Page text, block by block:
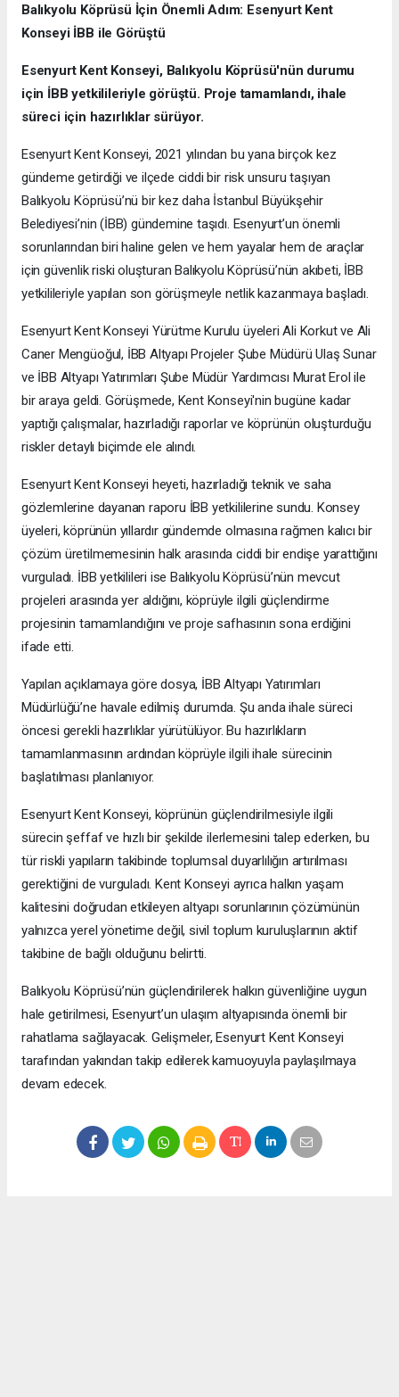
Balıkyolu Köprüsü İçin Önemli Adım: Esenyurt Kent
Konseyi İBB ile Görüştü
Esenyurt Kent Konseyi, Balıkyolu Köprüsü'nün durumu
için İBB yetkilileriyle görüştü. Proje tamamlandı, ihale
süreci için hazırlıklar sürüyor.
Esenyurt Kent Konseyi, 2021 yılından bu yana birçok kez
gündeme getirdiği ve ilçede ciddi bir risk unsuru taşıyan
Balıkyolu Köprüsü’nü bir kez daha İstanbul Büyükşehir
Belediyesi’nin (İBB) gündemine taşıdı. Esenyurt’un önemli
sorunlarından biri haline gelen ve hem yayalar hem de araçlar
için güvenlik riski oluşturan Balıkyolu Köprüsü’nün akıbeti, İBB
yetkilileriyle yapılan son görüşmeyle netlik kazanmaya başladı.
Esenyurt Kent Konseyi Yürütme Kurulu üyeleri Ali Korkut ve Ali
Caner Mengüoğul, İBB Altyapı Projeler Şube Müdürü Ulaş Sunar
ve İBB Altyapı Yatırımları Şube Müdür Yardımcısı Murat Erol ile
bir araya geldi. Görüşmede, Kent Konseyi'nin bugüne kadar
yaptığı çalışmalar, hazırladığı raporlar ve köprünün oluşturduğu
riskler detaylı biçimde ele alındı.
Esenyurt Kent Konseyi heyeti, hazırladığı teknik ve saha
gözlemlerine dayanan raporu İBB yetkililerine sundu. Konsey
üyeleri, köprünün yıllardır gündemde olmasına rağmen kalıcı bir
çözüm üretilmemesinin halk arasında ciddi bir endişe yarattığını
vurguladı. İBB yetkilileri ise Balıkyolu Köprüsü’nün mevcut
projeleri arasında yer aldığını, köprüyle ilgili güçlendirme
projesinin tamamlandığını ve proje safhasının sona erdiğini
ifade etti.
Yapılan açıklamaya göre dosya, İBB Altyapı Yatırımları
Müdürlüğü’ne havale edilmiş durumda. Şu anda ihale süreci
öncesi gerekli hazırlıklar yürütülüyor. Bu hazırlıkların
tamamlanmasının ardından köprüyle ilgili ihale sürecinin
başlatılması planlanıyor.
Esenyurt Kent Konseyi, köprünün güçlendirilmesiyle ilgili
sürecin şeffaf ve hızlı bir şekilde ilerlemesini talep ederken, bu
tür riskli yapıların takibinde toplumsal duyarlılığın artırılması
gerektiğini de vurguladı. Kent Konseyi ayrıca halkın yaşam
kalitesini doğrudan etkileyen altyapı sorunlarının çözümünün
yalnızca yerel yönetime değil, sivil toplum kuruluşlarının aktif
takibine de bağlı olduğunu belirtti.
Balıkyolu Köprüsü’nün güçlendirilerek halkın güvenliğine uygun
hale getirilmesi, Esenyurt’un ulaşım altyapısında önemli bir
rahatlama sağlayacak. Gelişmeler, Esenyurt Kent Konseyi
tarafından yakından takip edilerek kamuoyuyla paylaşılmaya
devam edecek.